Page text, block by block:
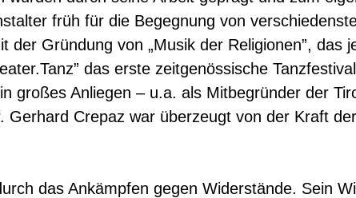
früh für die Begegnung von
der Gründung von „Musik der Religionen”, das
das erste zeitgenössische
großes Anliegen – u.a. als Mitbegründer der
Gerhard Crepaz war überzeugt von der Kraft
das Ankämpfen gegen Widerstände. Sein